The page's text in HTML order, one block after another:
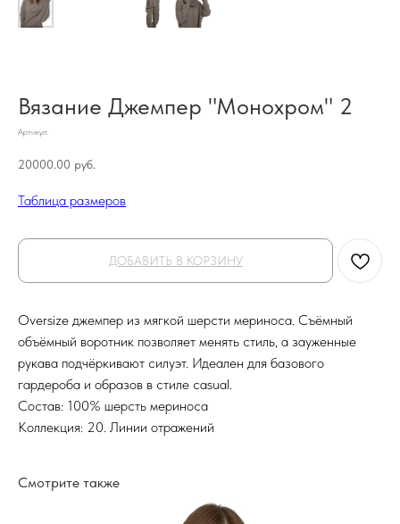
Вязание Джемпер "Монохром" 2
Артикул:
20000.00 руб.
Таблица размеров
ДОБАВИТЬ В КОРЗИНУ
Oversize джемпер из мягкой шерсти мериноса. Съёмный
объёмный воротник позволяет менять стиль, а зауженные
рукава подчёркивают силуэт. Идеален для базового
гардероба и образов в стиле casual.
Состав: 100% шерсть мериноса
Коллекция: 20. Линии отражений
Смотрите также